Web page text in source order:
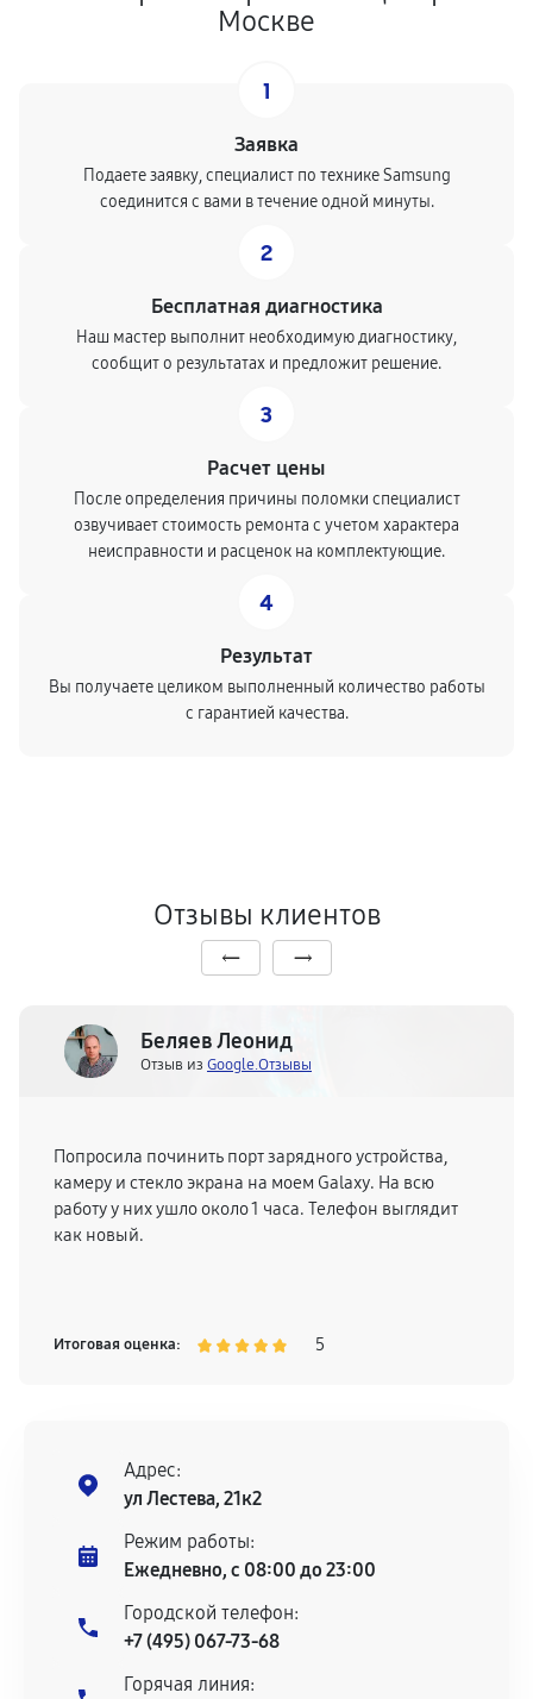
Москве
1
Заявка
Подаете заявку, специалист по технике Samsung
соединится с вами в течение одной минуты.
2
Бесплатная диагностика
Наш мастер выполнит необходимую диагностику,
сообщит о результатах и предложит решение.
3
Расчет цены
После определения причины поломки специалист
озвучивает стоимость ремонта с учетом характера
неисправности и расценок на комплектующие.
4
Результат
Вы получаете целиком выполненный количество работы
с гарантией качества.
Отзывы клиентов
Беляев Леонид
Отзыв из Google.Отзывы
Попросила починить порт зарядного устройства,
камеру и стекло экрана на моем Galaxy. На всю
работу у них ушло около 1 часа. Телефон выглядит
как новый.
Итоговая оценка: 5
Адрес:
ул Лестева, 21к2
Режим работы:
Ежедневно, с 08:00 до 23:00
Городской телефон:
+7 (495) 067-73-68
Горячая линия: